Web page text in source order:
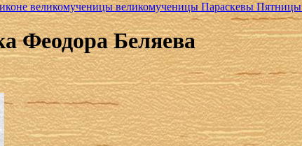
великомученицы великомученицы Параскевы Пятницы
Феодора Беляева